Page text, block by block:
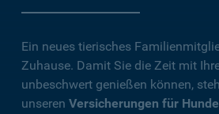
Ein neues tierisches
Zuhause. Damit Sie die Zeit mit
unbeschwert genießen können,
unseren Versicherungen für